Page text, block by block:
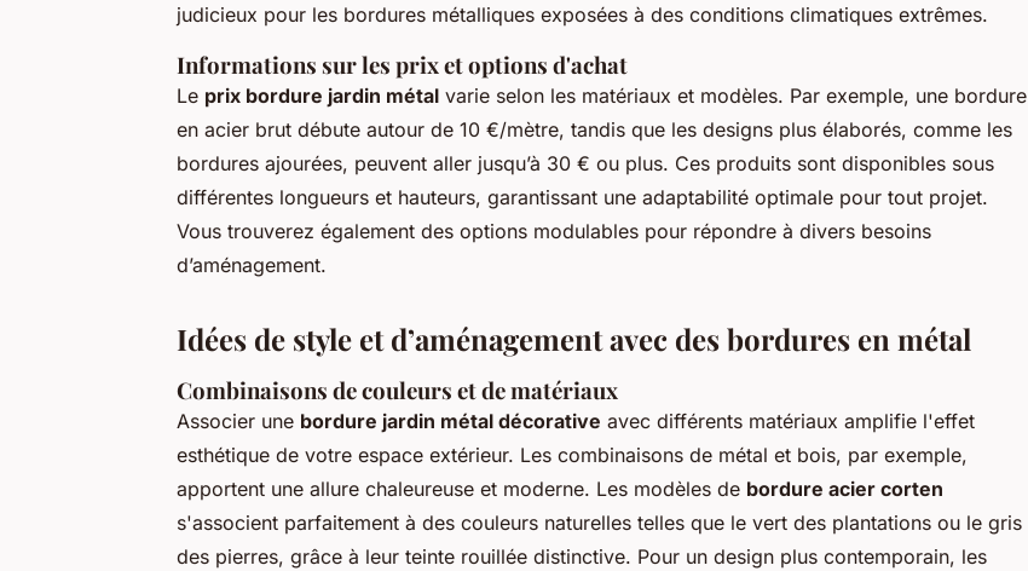
judicieux pour les bordures métalliques exposées à des conditions climatiques extrêmes.
Informations sur les prix et options d'achat
Le prix bordure jardin métal varie selon les matériaux et modèles. Par exemple, une bordure
en acier brut débute autour de 10 €/mètre, tandis que les designs plus élaborés, comme les
bordures ajourées, peuvent aller jusqu’à 30 € ou plus. Ces produits sont disponibles sous
différentes longueurs et hauteurs, garantissant une adaptabilité optimale pour tout projet.
Vous trouverez également des options modulables pour répondre à divers besoins
d’aménagement.
Idées de style et d’aménagement avec des bordures en métal
Combinaisons de couleurs et de matériaux
Associer une bordure jardin métal décorative avec différents matériaux amplifie l'effet
esthétique de votre espace extérieur. Les combinaisons de métal et bois, par exemple,
apportent une allure chaleureuse et moderne. Les modèles de bordure acier corten
s'associent parfaitement à des couleurs naturelles telles que le vert des plantations ou le gris
des pierres, grâce à leur teinte rouillée distinctive. Pour un design plus contemporain, les